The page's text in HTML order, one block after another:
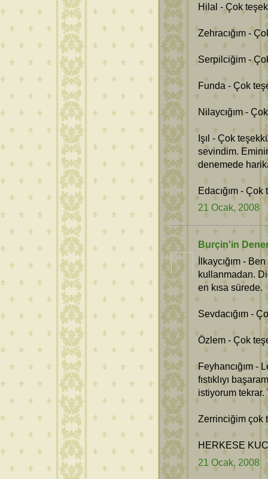
Hilal - Çok
Zehracığım -
Serpilciğim -
Funda - Çok
Nilaycığım -
Işıl - Çok
sevindim.
denemede
Edacığım -
21 Ocak, 2008
Burçin'in
İlkaycığım -
kullanmadan.
en kısa sürede.
Sevdacığım -
Özlem - Çok
Feyhancığım -
fıstıklıyı
istiyorum
Zerrinciğim çok
HERKESE
21 Ocak, 2008